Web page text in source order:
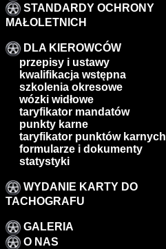
STANDARDY OCHRONY
MAŁOLETNICH
DLA KIEROWCÓW
przepisy i ustawy
kwalifikacja wstępna
szkolenia okresowe
wózki widłowe
taryfikator mandatów
punkty karne
taryfikator punktów karnych
formularze i dokumenty
statystyki
WYDANIE KARTY DO
TACHOGRAFU
GALERIA
O NAS